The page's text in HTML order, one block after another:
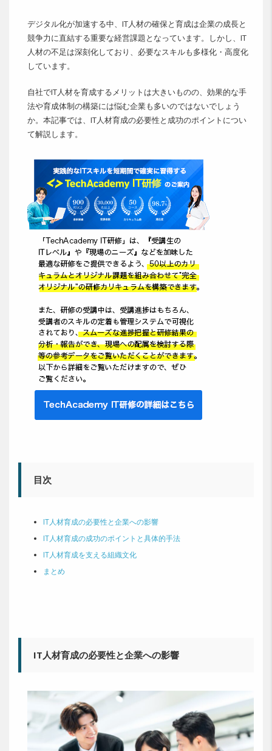
デジタル化が加速する中、IT人材の確保と育成は企業の成長と
競争力に直結する重要な経営課題となっています。しかし、IT
人材の不足は深刻化しており、必要なスキルも多様化・高度化
しています。
自社でIT人材を育成するメリットは大きいものの、効果的な手
法や育成体制の構築には悩む企業も多いのではないでしょう
か。本記事では、IT人材育成の必要性と成功のポイントについ
て解説します。
目次
IT人材育成の必要性と企業への影響
IT人材育成の成功のポイントと具体的手法
IT人材育成を支える組織文化
まとめ
IT人材育成の必要性と企業への影響